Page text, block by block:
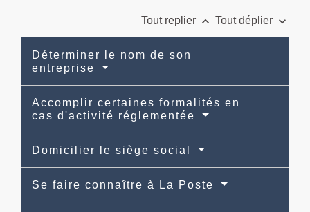
Tout replier keyboard_arrow_up Tout déplier keyboard_arrow_down
Déterminer le nom de son
entreprise
Accomplir certaines formalités en
cas d'activité réglementée
Domicilier le siège social
Se faire connaître à La Poste